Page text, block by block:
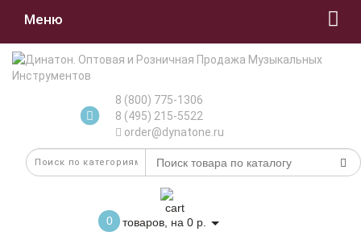
Меню
8 (800) 775-1306
8 (495) 215-5522
order@dynatone.ru
0 товаров, на 0 р.